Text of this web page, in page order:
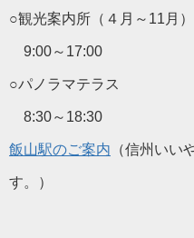
○観光案内所（４月～11月）
9:00～17:00
○パノラマテラス
8:30～18:30
飯山駅のご案内 （信州いい
す。）